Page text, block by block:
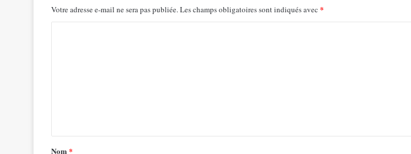
Votre adresse e-mail ne sera pas publiée.Les champs obligatoires sont indiqués avec *
Nom*